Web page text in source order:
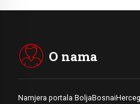
O nama
Namjera portala